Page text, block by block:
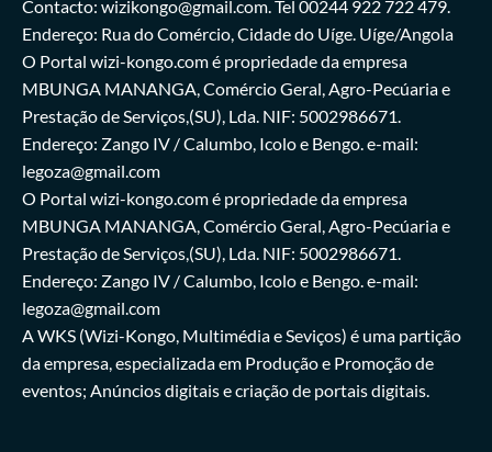
Contacto: wizikongo@gmail.com. Tel 00244 922 722 479.
Endereço: Rua do Comércio, Cidade do Uíge. Uíge/Angola
O Portal wizi-kongo.com é propriedade da empresa
MBUNGA MANANGA, Comércio Geral, Agro-Pecúaria e
Prestação de Serviços,(SU), Lda. NIF: 5002986671.
Endereço: Zango IV / Calumbo, Icolo e Bengo. e-mail:
legoza@gmail.com
O Portal wizi-kongo.com é propriedade da empresa
MBUNGA MANANGA, Comércio Geral, Agro-Pecúaria e
Prestação de Serviços,(SU), Lda. NIF: 5002986671.
Endereço: Zango IV / Calumbo, Icolo e Bengo. e-mail:
legoza@gmail.com
A WKS (Wizi-Kongo, Multimédia e Seviços) é uma partição
da empresa, especializada em Produção e Promoção de
eventos; Anúncios digitais e criação de portais digitais.